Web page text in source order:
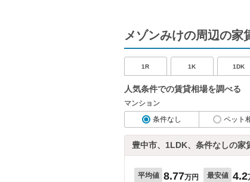
メゾンみけの周辺の家
1R 1K 1DK
人気条件での賃貸相場を調べる
マンション
条件なし
ペット
豊中市、1LDK、条件なしの家
平均値 8.77万円 最安値 4.2